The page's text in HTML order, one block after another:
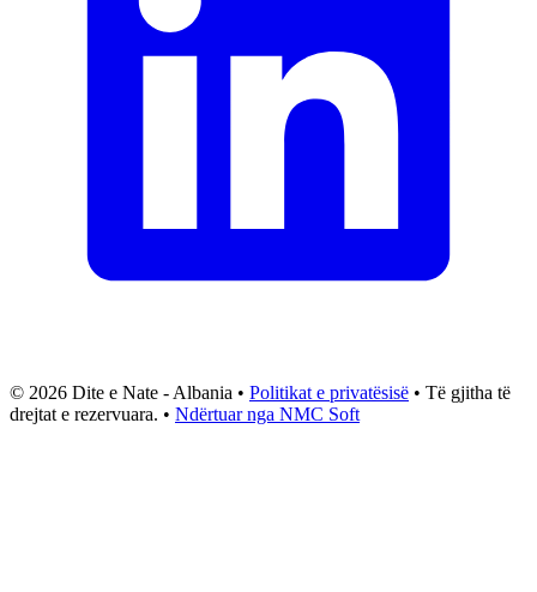
© 2026 Dite e Nate - Albania • Politikat e privatësisë • Të gjitha të
drejtat e rezervuara. • Ndërtuar nga NMC Soft